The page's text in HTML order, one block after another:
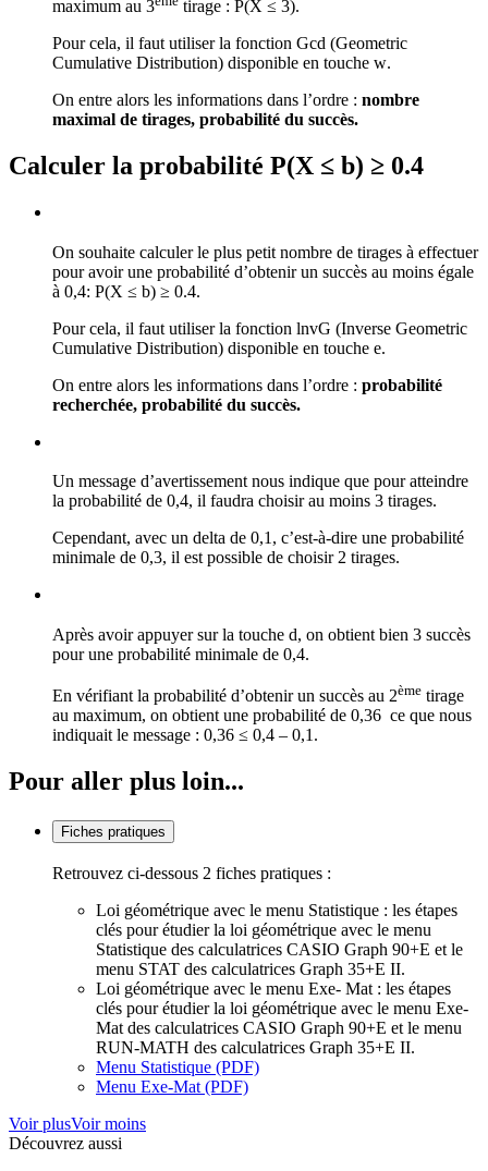
maximum au 3
tirage : P(X ≤ 3).
Pour cela, il faut utiliser la fonction Gcd (Geometric
Cumulative Distribution) disponible en touche w.
On entre alors les informations dans l’ordre : nombre
maximal de tirages, probabilité du succès.
Calculer la probabilité P(X ≤ b) ≥ 0.4
On souhaite calculer le plus petit nombre de tirages à effectuer
pour avoir une probabilité d’obtenir un succès au moins égale
à 0,4: P(X ≤ b) ≥ 0.4.
Pour cela, il faut utiliser la fonction lnvG (Inverse Geometric
Cumulative Distribution) disponible en touche e.
On entre alors les informations dans l’ordre : probabilité
recherchée, probabilité du succès.
Un message d’avertissement nous indique que pour atteindre
la probabilité de 0,4, il faudra choisir au moins 3 tirages.
Cependant, avec un delta de 0,1, c’est-à-dire une probabilité
minimale de 0,3, il est possible de choisir 2 tirages.
Après avoir appuyer sur la touche d, on obtient bien 3 succès
pour une probabilité minimale de 0,4.
En vérifiant la probabilité d’obtenir un succès au 2ème tirage
au maximum, on obtient une probabilité de 0,36 ce que nous
indiquait le message : 0,36 ≤ 0,4 – 0,1.
Pour aller plus loin...
Fiches pratiques
Retrouvez ci-dessous 2 fiches pratiques :
Loi géométrique avec le menu Statistique : les étapes
clés pour étudier la loi géométrique avec le menu
Statistique des calculatrices CASIO Graph 90+E et le
menu STAT des calculatrices Graph 35+E II.
Loi géométrique avec le menu Exe- Mat : les étapes
clés pour étudier la loi géométrique avec le menu Exe-
Mat des calculatrices CASIO Graph 90+E et le menu
RUN-MATH des calculatrices Graph 35+E II.
Menu Statistique (PDF)
Menu Exe-Mat (PDF)
Voir plusVoir moins
Découvrez aussi